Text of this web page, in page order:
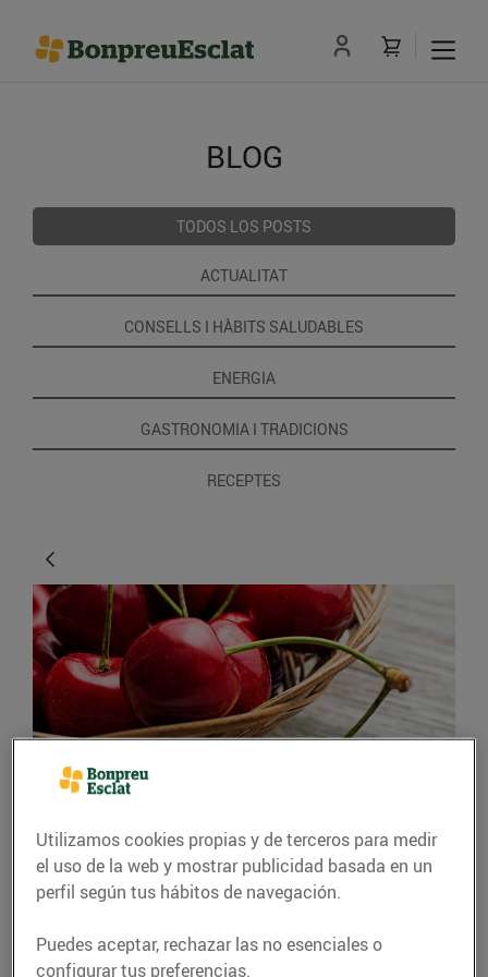
BLOG
TODOS LOS POSTS
ACTUALITAT
CONSELLS I HÀBITS SALUDABLES
ENERGIA
GASTRONOMIA I TRADICIONS
RECEPTES
GASTRONOMÍA Y TRADICIONES
Cireres al plat
14/mayo/2021
Petites, rodones, vermelles, brillants, carnoses,
Utilizamos cookies propias y de terceros para medir
el uso de la web y mostrar publicidad basada en un
perfil según tus hábitos de navegación.
Puedes aceptar, rechazar las no esenciales o
configurar tus preferencias.